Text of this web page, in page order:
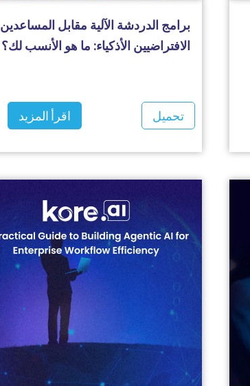
برامج الدردشة الآلية مقابل المساعدين
الافتراضيين الأذكياء: ما هو الأنسب لك؟
تحميل اقرأ المزيد